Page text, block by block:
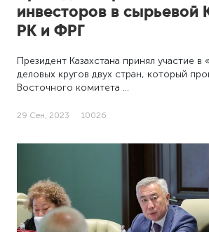
инвесторов в сырьевой
РК и ФРГ
Президент Казахстана принял участие в
деловых кругов двух стран, который
Восточного комитета …
29 Сен, 2023 10026